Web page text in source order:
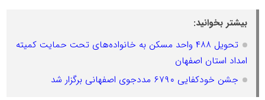
بیشتر بخوانید:
تحویل ۴۸۸ واحد مسکن به خانواده‌های تحت حمایت کمیته
امداد استان اصفهان
جشن خودکفایی ۶۷۹۰ مددجوی اصفهانی برگزار شد